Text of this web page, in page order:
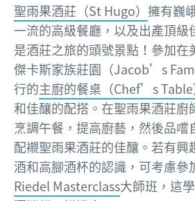
聖雨果酒莊（St Hugo） 擁有巍
一流的高級餐廳，以及出產頂級
是酒莊之旅的頭號景點！參加在
傑卡斯家族莊園（Jacob’s
行的主廚的餐桌（Chef’s Table
和佳釀的配搭。在聖雨果酒莊廚
烹調午餐，提高廚藝，然後品嚐
配襯聖雨果酒莊的佳釀。若有興
酒和高腳酒杯的認識，可考慮參
Riedel Masterclass大師班，這